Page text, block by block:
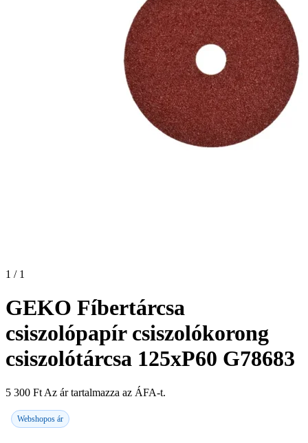
1 / 1
GEKO Fíbertárcsa
csiszolópapír csiszolókorong
csiszolótárcsa 125xP60 G78683
5 300 Ft Az ár tartalmazza az ÁFA-t.
Webshopos ár